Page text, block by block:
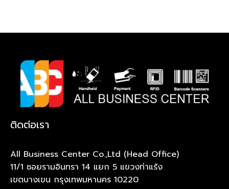
ติดต่อเรา
All Business Center Co.,Ltd (Head Office)
11/1 ซอยรามอินทรา 14 แยก 5 แขวงท่าแร้ง
เขตบางเขน กรุงเทพมหานคร 10220